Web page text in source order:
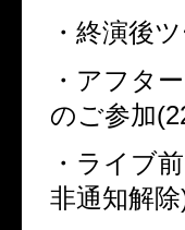
・終演後
・アフタ
のご参加
・ライブ
非通知解除